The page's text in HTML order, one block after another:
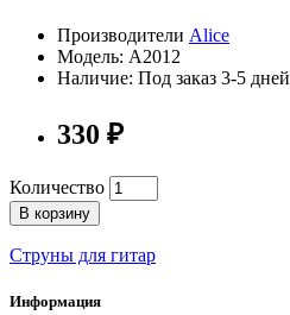
Производители Alice
Модель: A2012
Наличие: Под заказ 3-5 дней
330 ₽
Количество
В корзину
Струны для гитар
Информация